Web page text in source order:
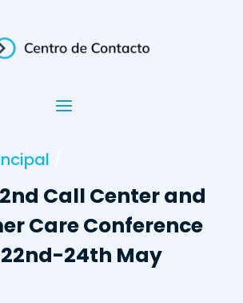
Call Center and
Care Conference
22nd-24th May